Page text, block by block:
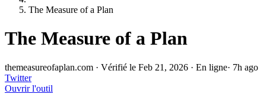
The Measure of a Plan
The Measure of a Plan
themeasureofaplan.com · Vérifié le Feb 21, 2026 · En ligne· 7h ago
Twitter
Ouvrir l'outil